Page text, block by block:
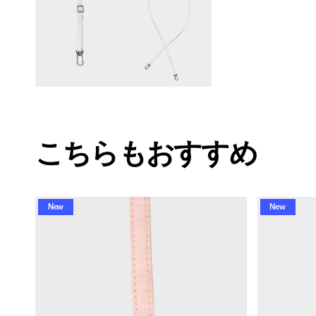
こちらもおすすめ
New New